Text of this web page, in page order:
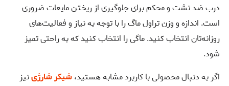
درب ضد نشت و محکم برای جلوگیری از ریختن مایعات ضروری
است. اندازه و وزن تراول ماگ را با توجه به نیاز و فعالیت‌های
روزانه‌تان انتخاب کنید. ماگی را انتخاب کنید که به راحتی تمیز
شود.
اگر به دنبال محصولی با کاربرد مشابه هستید،شیکر شارژینیز